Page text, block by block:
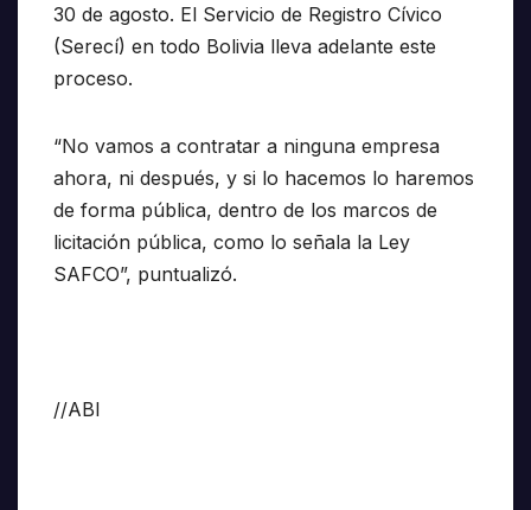
30 de agosto. El Servicio de Registro Cívico
(Serecí) en todo Bolivia lleva adelante este
proceso.
“No vamos a contratar a ninguna empresa
ahora, ni después, y si lo hacemos lo haremos
de forma pública, dentro de los marcos de
licitación pública, como lo señala la Ley
SAFCO”, puntualizó.
//ABI